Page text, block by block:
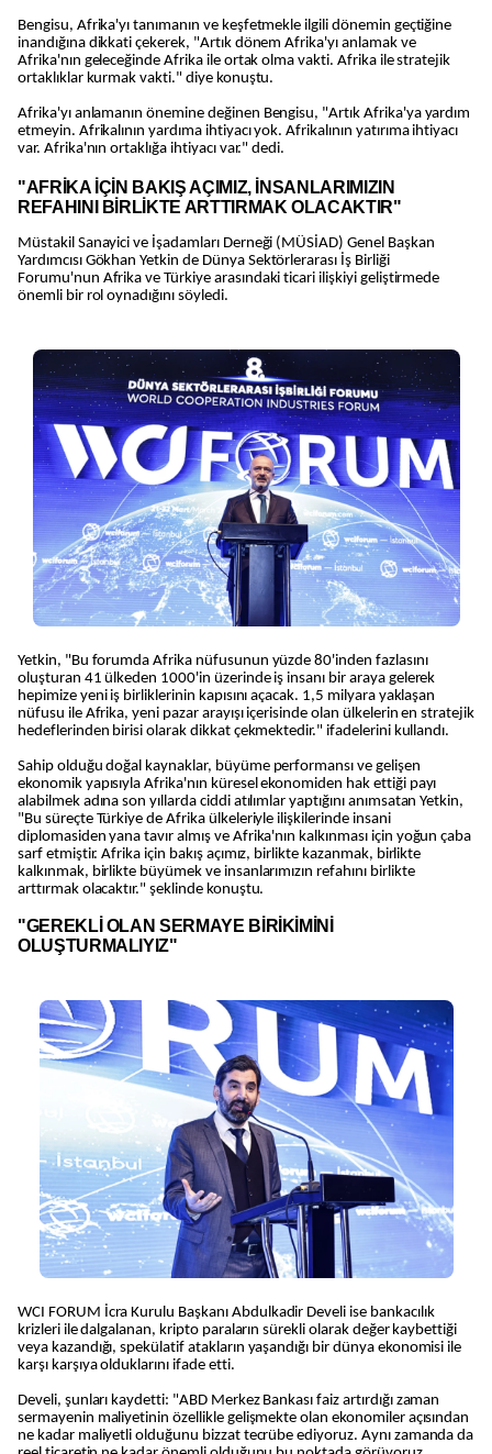
Bengisu, Afrika'yı tanımanın ve keşfetmekle ilgili dönemin geçtiğine
inandığına dikkati çekerek, "Artık dönem Afrika'yı anlamak ve
Afrika'nın geleceğinde Afrika ile ortak olma vakti. Afrika ile stratejik
ortaklıklar kurmak vakti." diye konuştu.
Afrika'yı anlamanın önemine değinen Bengisu, "Artık Afrika'ya yardım
etmeyin. Afrikalının yardıma ihtiyacı yok. Afrikalının yatırıma ihtiyacı
var. Afrika'nın ortaklığa ihtiyacı var." dedi.
"AFRİKA İÇİN BAKIŞ AÇIMIZ, İNSANLARIMIZIN
REFAHINI BİRLİKTE ARTTIRMAK OLACAKTIR"
Müstakil Sanayici ve İşadamları Derneği (MÜSİAD) Genel Başkan
Yardımcısı Gökhan Yetkin de Dünya Sektörlerarası İş Birliği
Forumu'nun Afrika ve Türkiye arasındaki ticari ilişkiyi geliştirmede
önemli bir rol oynadığını söyledi.
Yetkin, "Bu forumda Afrika nüfusunun yüzde 80'inden fazlasını
oluşturan 41 ülkeden 1000'in üzerinde iş insanı bir araya gelerek
hepimize yeni iş birliklerinin kapısını açacak. 1,5 milyara yaklaşan
nüfusu ile Afrika, yeni pazar arayışı içerisinde olan ülkelerin en stratejik
hedeflerinden birisi olarak dikkat çekmektedir." ifadelerini kullandı.
Sahip olduğu doğal kaynaklar, büyüme performansı ve gelişen
ekonomik yapısıyla Afrika'nın küresel ekonomiden hak ettiği payı
alabilmek adına son yıllarda ciddi atılımlar yaptığını anımsatan Yetkin,
"Bu süreçte Türkiye de Afrika ülkeleriyle ilişkilerinde insani
diplomasiden yana tavır almış ve Afrika'nın kalkınması için yoğun çaba
sarf etmiştir. Afrika için bakış açımız, birlikte kazanmak, birlikte
kalkınmak, birlikte büyümek ve insanlarımızın refahını birlikte
arttırmak olacaktır." şeklinde konuştu.
"GEREKLİ OLAN SERMAYE BİRİKİMİNİ
OLUŞTURMALIYIZ"
WCI FORUM İcra Kurulu Başkanı Abdulkadir Develi ise bankacılık
krizleri ile dalgalanan, kripto paraların sürekli olarak değer kaybettiği
veya kazandığı, spekülatif atakların yaşandığı bir dünya ekonomisi ile
karşı karşıya olduklarını ifade etti.
Develi, şunları kaydetti: "ABD Merkez Bankası faiz artırdığı zaman
sermayenin maliyetinin özellikle gelişmekte olan ekonomiler açısından
ne kadar maliyetli olduğunu bizzat tecrübe ediyoruz. Aynı zamanda da